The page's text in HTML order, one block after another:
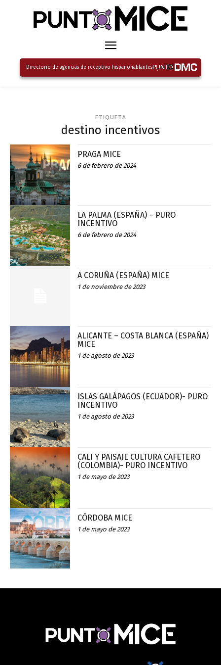
Directorio de agencias de receptivo hispanohablantes
ETIQUETA
destino incentivos
PRAGA MICE
6 de febrero de 2024
LA PALMA (ESPAÑA) – PURO
INCENTIVO
6 de febrero de 2024
A CORUÑA (ESPAÑA) MICE
1 de noviembre de 2023
ALICANTE – COSTA BLANCA (ESPAÑA)
MICE
1 de agosto de 2023
ISLAS GALÁPAGOS (ECUADOR)- PURO
INCENTIVO
1 de agosto de 2023
CALI Y PAISAJE CULTURA CAFETERO
(COLOMBIA)- PURO INCENTIVO
1 de mayo de 2023
CÓRDOBA MICE
1 de mayo de 2023